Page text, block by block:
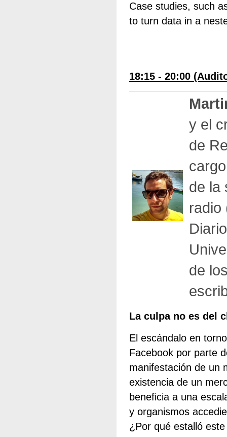
Case studies, such
to turn data in a
18:15 - 20:00
y el
de
de la
radio
de
La culpa no es del
El escándalo en
Facebook por parte
manifestación de un
existencia de un
beneficia a una
y organismos
¿Por qué estalló